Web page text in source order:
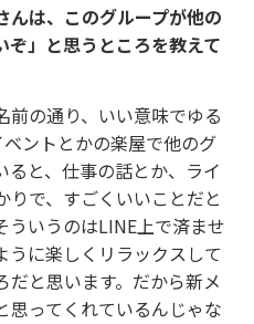
は、このグループが他の
ぞ」と思うところを教えて
の通り、いい意味でゆる
ントとかの楽屋で他のグ
と、仕事の話とか、ライ
りで、すごくいいことだと
ういうのはLINE上で済ませ
うに楽しくリラックスして
と思います。だから新メ
思ってくれているんじゃな